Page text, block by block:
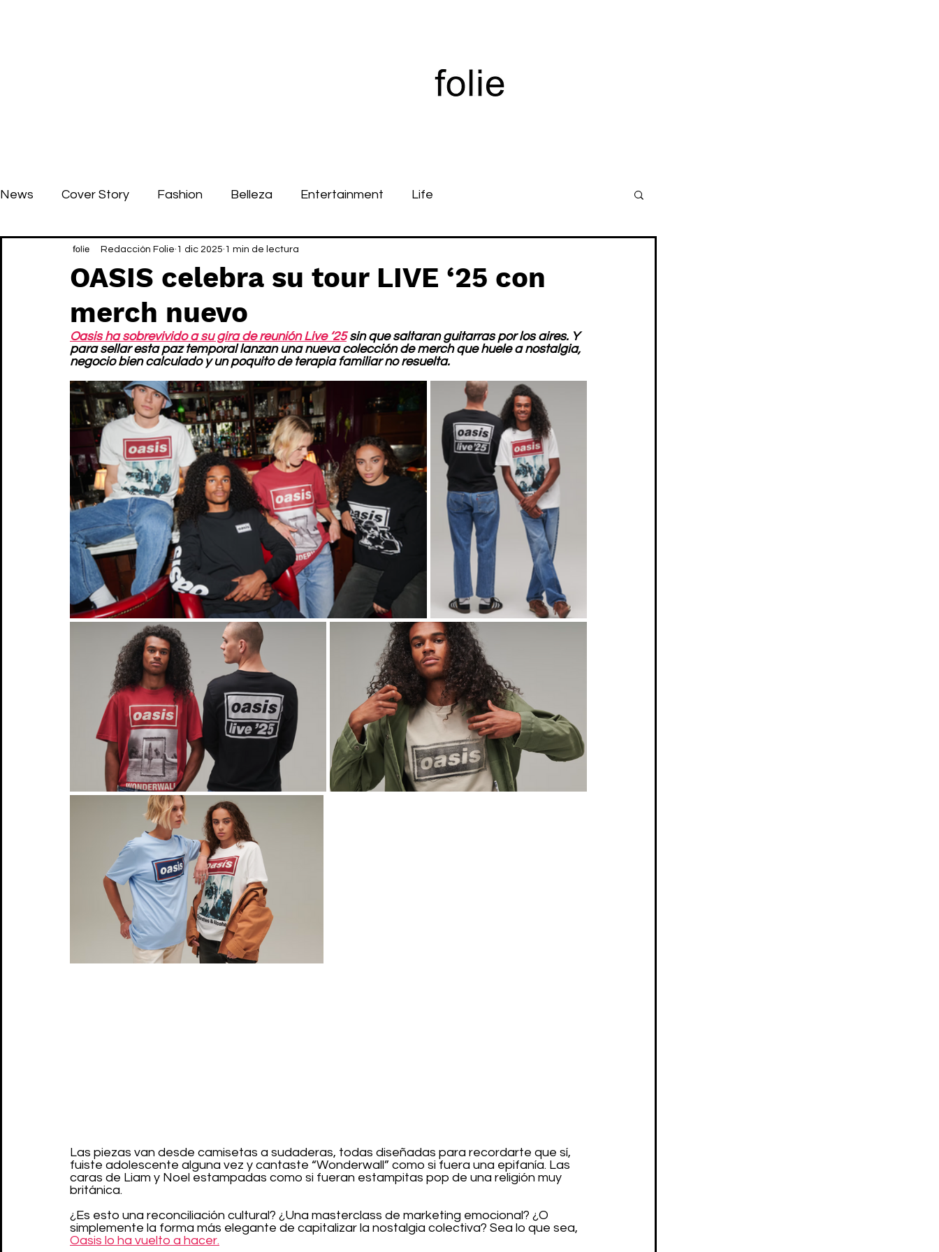
News Cover Story Fashion Belleza Entertainment Life
OASIS celebra su tour LIVE ‘25 con
merch nuevo
Redacción Folie 1 dic 2025 1 min de lectura
Oasis ha sobrevivido a su gira de reunión Live ‘25 sin que saltaran guitarras por los aires. Y
para sellar esta paz temporal lanzan una nueva colección de merch que huele a nostalgia,
negocio bien calculado y un poquito de terapia familiar no resuelta.
Las piezas van desde camisetas a sudaderas, todas diseñadas para recordarte que sí,
fuiste adolescente alguna vez y cantaste “Wonderwall” como si fuera una epifanía. Las
caras de Liam y Noel estampadas como si fueran estampitas pop de una religión muy
británica.
¿Es esto una reconciliación cultural? ¿Una masterclass de marketing emocional? ¿O
simplemente la forma más elegante de capitalizar la nostalgia colectiva? Sea lo que sea,
Oasis lo ha vuelto a hacer.